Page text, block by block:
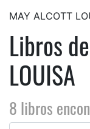
MAY ALCOTT
Libros
LOUISA
8 libros